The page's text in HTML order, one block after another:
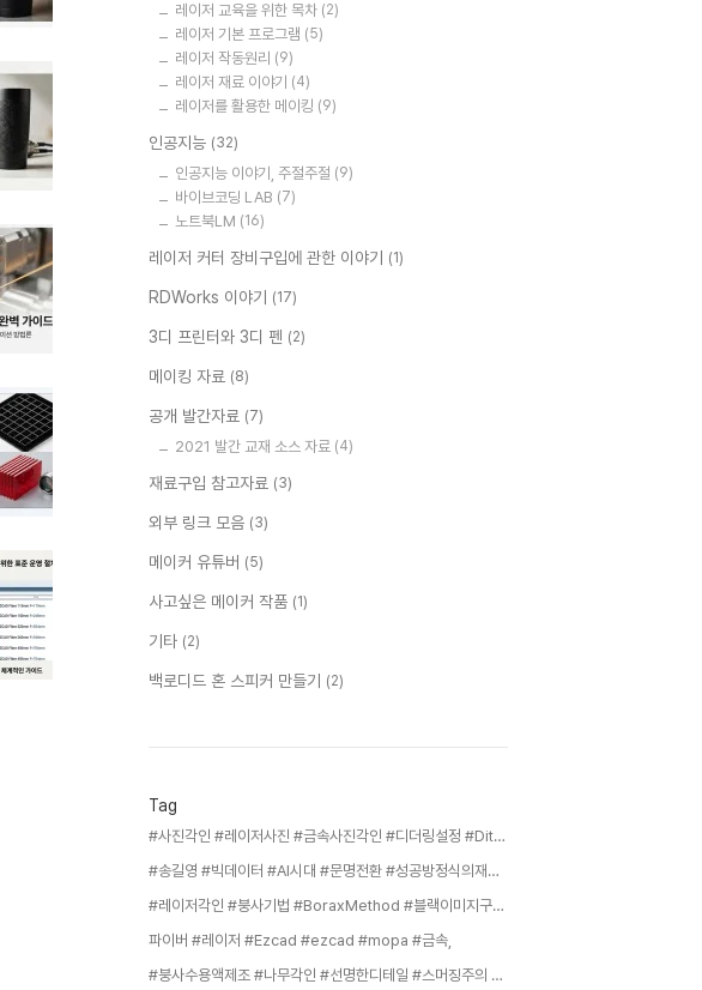
레이저 교육을 위한 목차 (2)
레이저 기본 프로그램 (5)
레이저 작동원리 (9)
레이저 재료 이야기 (4)
레이저를 활용한 메이킹 (9)
인공지능 (32)
인공지능 이야기, 주절주절 (9)
바이브코딩 LAB (7)
노트북LM (16)
레이저 커터 장비구입에 관한 이야기 (1)
RDWorks 이야기 (17)
3디 프린터와 3디 펜 (2)
메이킹 자료 (8)
공개 발간자료 (7)
2021 발간 교재 소스 자료 (4)
재료구입 참고자료 (3)
외부 링크 모음 (3)
메이커 유튜버 (5)
사고싶은 메이커 작품 (1)
기타 (2)
백로디드 혼 스피커 만들기 (2)
Tag
#사진각인 #레이저사진 #금속사진각인 #디더링설정 #Dithering #레이저이미지마킹 #사진각인설정 #라이트번사진 #PhotoEngraving,
#송길영 #빅데이터 #AI시대 #문명전환 #성공방정식의재정의 #조직문화혁신 #실패장려 #가벼움과속도 #자기주도성 #AX,
#레이저각인 #붕사기법 #BoraxMethod #블랙이미지구현,
파이버 #레이저 #Ezcad #ezcad #mopa #금속,
#붕사수용액제조 #나무각인 #선명한디테일 #스머징주의 #투명코팅마감,